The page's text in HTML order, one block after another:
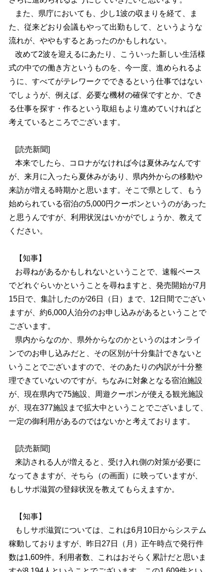
また、県庁においても、少し1波の収まりを経て、ま
た、従来どおり会議もやって出勤もして、というような
流れが、ややもするとあったのかもしれない。
改めて2波を迎えるにあたり、こういった新しい生活様
式の中での働き方というものを、今一度、進められるよ
うに、すべてがテレワークでできるという仕事ではない
でしょうが、例えば、必要な機材の確保ですとか、でき
る仕事を探す・作るという取組もより進めていければと
考えているところでございます。
[読売新聞]
本来でしたら、コロナがなければ今は夏休みなんです
が、来月に入ったら夏休みがあり、県内外からの移動や
来訪が増える時期かと思います。そこで県として、もう
始められている宿泊の5,000円クーポンというのがあった
と思うんですが、利用状況はいかがでしょうか、教えて
ください。
【知事】
お尋ねがあるかもしれないということで、速報ベース
でどれぐらいかということを尋ねますと、発売開始が7月
15日で、集計したのが26日（日）まで、12日間でござい
ますが、約6,000人泊分のお申し込みがあるということで
ございます。
県内からなのか、県外からなのかというのはオンライ
ンでのお申し込みだと、その区別が十分集計できないと
いうことでございますので、そのあたりの内訳が十分整
理できていないのですが。ちなみに対象となる宿泊施設
が、現在県内で75施設、周遊クーポンが使える観光施設
が、現在377施設まで拡大中ということでございまして、
一定の御利用があるのではないかと考えております。
[読売新聞]
来訪される人が増えると、受け入れ側の対策が必要に
なってきますが、そちら（の画面）に映っていますが、
もしサポ滋賀の登録状況を教えてもらえますか。
【知事】
もしサポ滋賀については、これは6月10日からシステム
稼動しておりますが、昨日27日（月）正午時点で発行件
数は1,609件。利用者数、これはおそらく累計だと思いま